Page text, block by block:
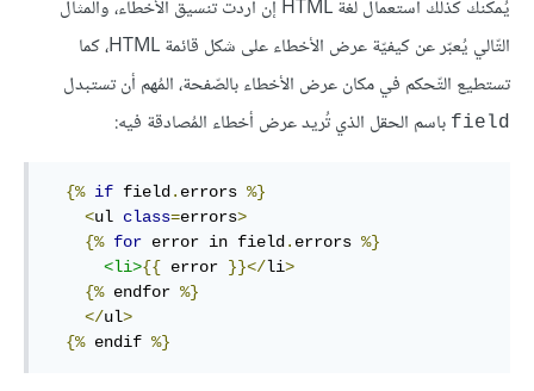
يُمكنك كذلك استعمال لغة HTML إن أردت تنسيق الأخطاء، والمثال
التّالي يُعبّر عن كيفيّة عرض الأخطاء على شكل قائمة HTML، كما
تستطيع التّحكم في مكان عرض الأخطاء بالصّفحة، المُهم أن تستبدل
field باسم الحقل الذي تُريد عرض أخطاء المُصادقة فيه:
{% if field. errors %}
<ul class=errors>
{% for error in field. errors %}
<li>{{ error }}</li>
{% endfor %}
</ul>
{% endif %}